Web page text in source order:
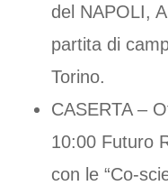
del NAPOLI,
partita di
Torino.
CASERTA –
10:00 Futuro
con le “Co-